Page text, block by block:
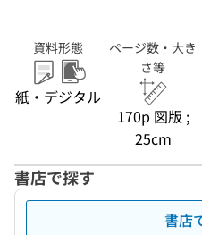
資料形態
紙・デジタル
ページ数・大き
さ等
170p 図版 ;
25cm
書店で探す
書店